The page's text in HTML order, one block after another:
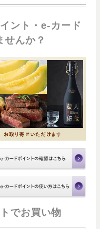
ント・e-カード
せんか？
でお買い物